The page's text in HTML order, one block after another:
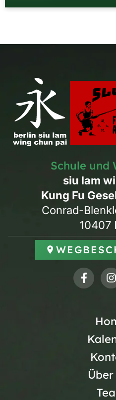
Schule und
siu lam
Kung Fu
Conrad-
10407
Über